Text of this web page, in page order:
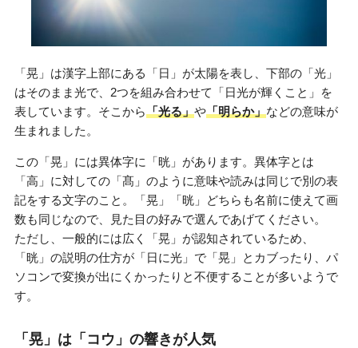
「晃」は漢字上部にある「日」が太陽を表し、下部の「光」
はそのまま光で、2つを組み合わせて「日光が輝くこと」を
表しています。そこから「光る」や「明らか」などの意味が
生まれました。
この「晃」には異体字に「晄」があります。異体字とは
「高」に対しての「髙」のように意味や読みは同じで別の表
記をする文字のこと。「晃」「晄」どちらも名前に使えて画
数も同じなので、見た目の好みで選んであげてください。
ただし、一般的には広く「晃」が認知されているため、
「晄」の説明の仕方が「日に光」で「晃」とカブったり、パ
ソコンで変換が出にくかったりと不便することが多いようで
す。
「晃」は「コウ」の響きが人気